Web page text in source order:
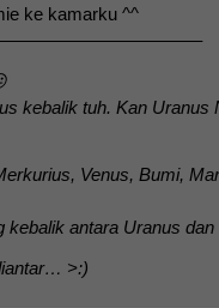
ke kamarku ^^
kebalik tuh. Kan Uranus
Venus, Bumi,
kebalik antara Uranus
>:)